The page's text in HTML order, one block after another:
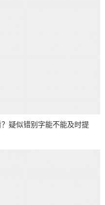
疑似错别字能不能及时提